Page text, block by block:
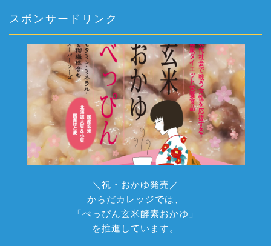
スポンサードリンク
＼祝・おかゆ発売／
からだカレッジでは、
「べっぴん玄米酵素おかゆ」
を推進しています。